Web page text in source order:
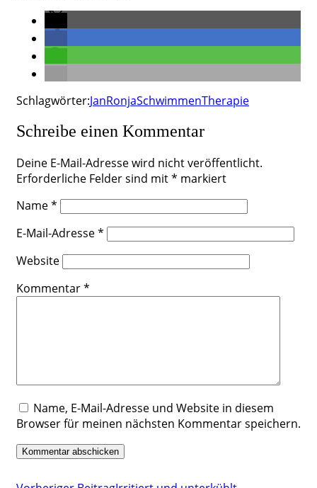
Schlagwörter:JanRonjaSchwimmenTherapie
Schreibe einen Kommentar
Deine E-Mail-Adresse wird nicht veröffentlicht.
Erforderliche Felder sind mit* markiert
Name*
E-Mail-Adresse*
Website
Kommentar*
Name, E-Mail-Adresse und Website in diesem
Browser für meinen nächsten Kommentar speichern.